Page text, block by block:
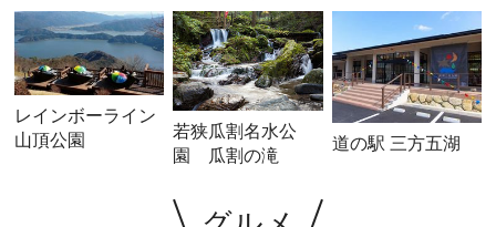
レインボーライン
山頂公園
若狭瓜割名水公
園 瓜割の滝
道の駅 三方五湖